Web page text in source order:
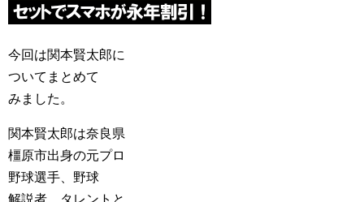
今回は関本賢太郎に
ついてまとめて
みました。
関本賢太郎は奈良県
橿原市出身の元プロ
野球選手、野球
解説者、タレントと